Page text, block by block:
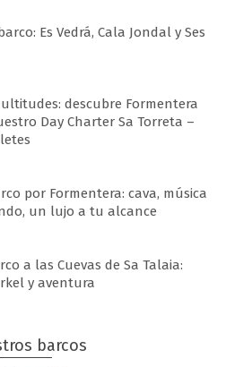
Es Vedrá, Cala Jondal y Ses
descubre Formentera
Day Charter Sa Torreta –
por Formentera: cava, música
un lujo a tu alcance
a las Cuevas de Sa Talaia:
y aventura
barcos